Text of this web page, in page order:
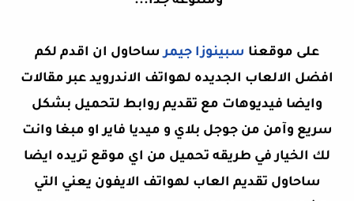
على موقعنا سبينوزا جيمرساحاول ان اقدم لكم
افضل الالعاب الجديده لهواتف الاندرويد عبر مقالات
وايضا فيديوهات مع تقديم روابط لتحميل بشكل
سريع وآمن من جوجل بلاي و ميديا فاير او مبغا وانت
لك الخيار في طريقه تحميل من اي موقع تريده ايضا
ساحاول تقديم العاب لهواتف الايفون يعني التي